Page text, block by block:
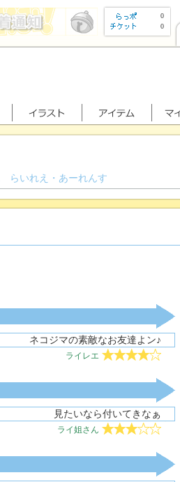
0
0
らいれえ・あーれんす
ネコジマの素敵なお友達よン♪
ライレエ
見たいなら付いてきなぁ
ライ姐さん